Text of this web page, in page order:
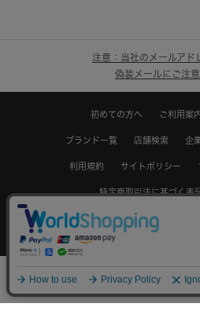
注意：当社のメールアド
偽装メールにご注
初めての方へ ご利用案
ブランド一覧 店舗検索 企
利用規約 サイトポリシー
特定商取引法に基づく表
Copyrights © WORLD